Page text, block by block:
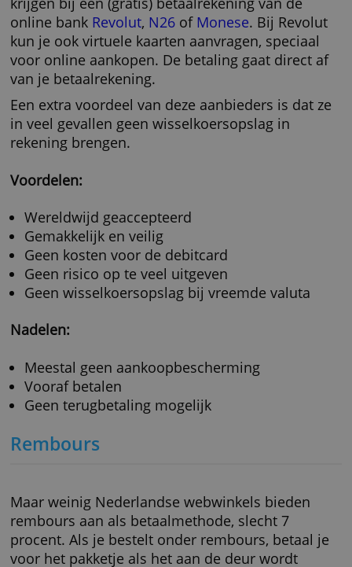
Wereldwijd geaccepteerd
Aankoopbescherming
Gemakkelijk en veilig
Vaak veel extra voordelen, afhankelijk van
soort creditcard
Rekening achteraf betalen
Risico op teveel uitgeven
Wisselkoersopslag bij vreemde valuta
Jaarlijkse kosten voor de creditcard
Bij webwinkels die Mastercard of Visa
kun je ook betalen met een debitcard. Dat is
opladen. Je kunt zo’n debitcard bijvoorbeeld
kun je ook virtuele kaarten aanvragen,
voor online aankopen. De betaling gaat
van je betaalrekening.